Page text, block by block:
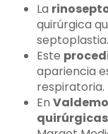
La
quirúrgica
septoplastia.
Este
apariencia
respiratoria.
En
quirúrgicas